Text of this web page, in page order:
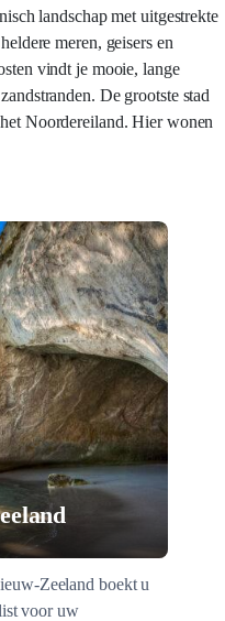
landschap met uitgestrekte
meren, geisers en
vindt je mooie, lange
De grootste stad
Noordereiland. Hier wonen
Zeeland boekt u
voor uw